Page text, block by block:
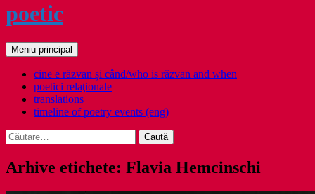
poetic
Caută
Meniu principal
cine e răzvan și când/who is răzvan and when
poetici relaţionale
translations
timeline of poetry events (eng)
Caută
după:
Arhive etichete: Flavia Hemcinschi